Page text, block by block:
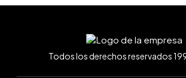
Todos los derechos reservados